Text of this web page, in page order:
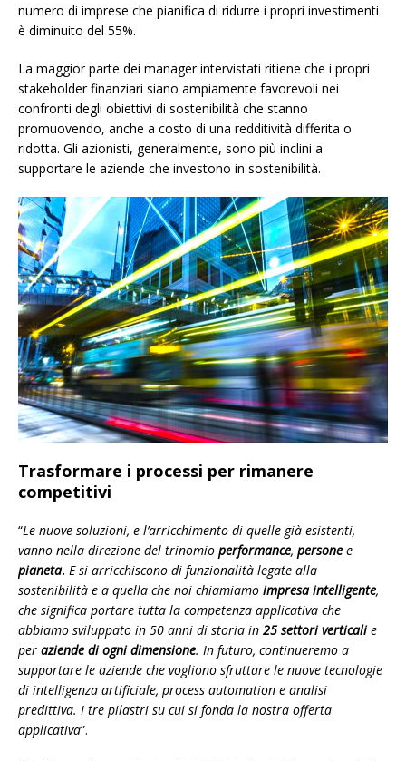
numero di imprese che pianifica di ridurre i propri investimenti
è diminuito del 55%.
La maggior parte dei manager intervistati ritiene che i propri
stakeholder finanziari siano ampiamente favorevoli nei
confronti degli obiettivi di sostenibilità che stanno
promuovendo, anche a costo di una redditività differita o
ridotta. Gli azionisti, generalmente, sono più inclini a
supportare le aziende che investono in sostenibilità.
Trasformare i processi per rimanere
competitivi
“Le nuove soluzioni, e l’arricchimento di quelle già esistenti,
vanno nella direzione del trinomio performance, persone e
pianeta. E si arricchiscono di funzionalità legate alla
sostenibilità e a quella che noi chiamiamo impresa intelligente,
che significa portare tutta la competenza applicativa che
abbiamo sviluppato in 50 anni di storia in 25 settori verticalie
per aziende di ogni dimensione. In futuro, continueremo a
supportare le aziende che vogliono sfruttare le nuove tecnologie
di intelligenza artificiale, process automation e analisi
predittiva. I tre pilastri su cui si fonda la nostra offerta
applicativa”.